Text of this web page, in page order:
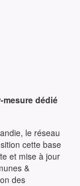
dédié
le réseau
cette base
et mise à jour
&
des